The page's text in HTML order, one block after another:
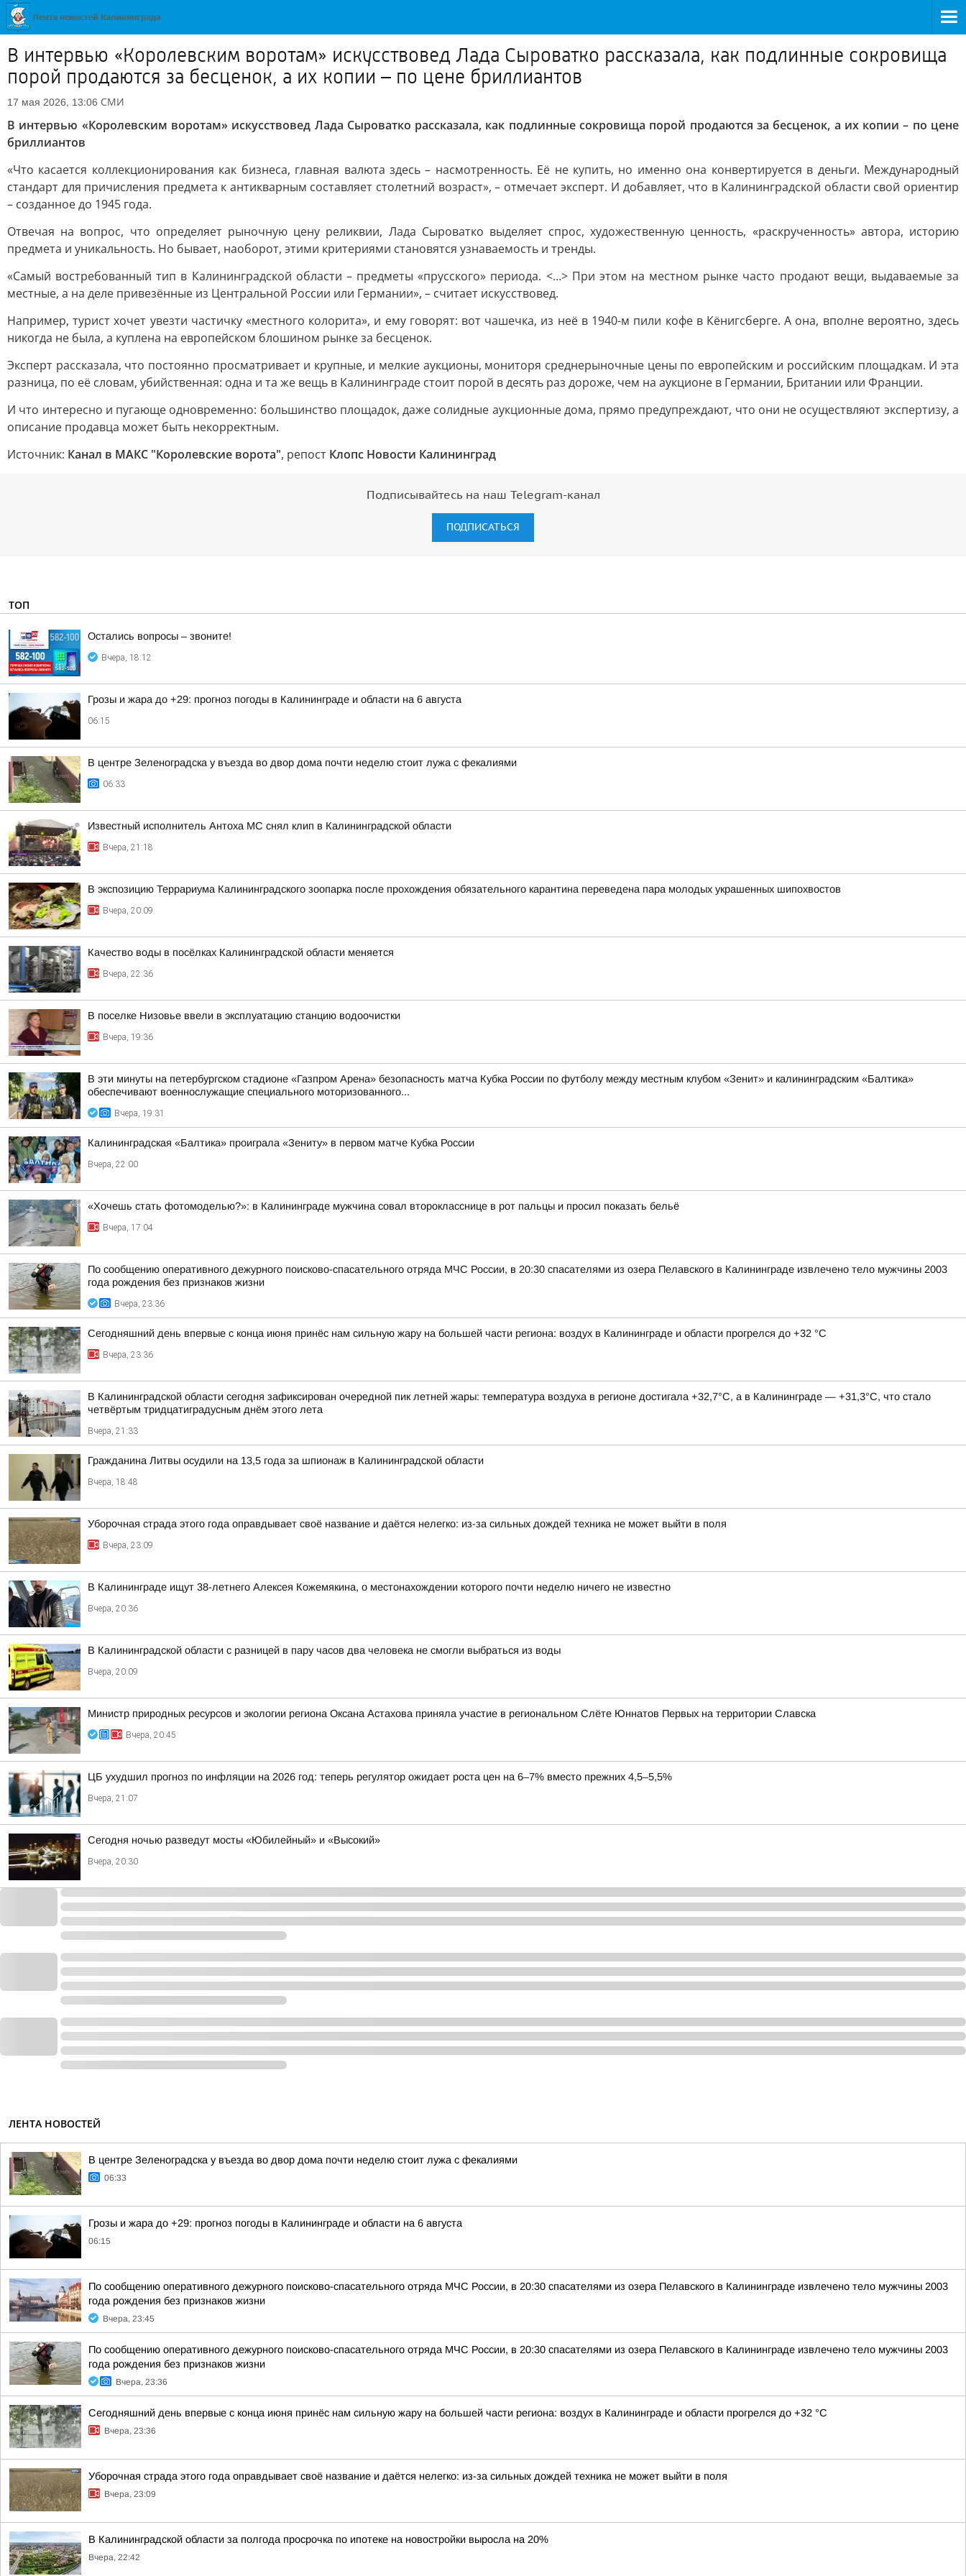
В интервью «Королевским воротам» искусствовед Лада Сыроватко рассказала, как подлинные сокровища
порой продаются за бесценок, а их копии – по цене бриллиантов
17 мая 2026, 13:06 СМИ
В интервью «Королевским воротам» искусствовед Лада Сыроватко рассказала, как подлинные сокровища порой продаются за бесценок, а их копии – по цене
бриллиантов
«Что касается коллекционирования как бизнеса, главная валюта здесь – насмотренность. Её не купить, но именно она конвертируется в деньги. Международный
стандарт для причисления предмета к антикварным составляет столетний возраст», – отмечает эксперт. И добавляет, что в Калининградской области свой ориентир
– созданное до 1945 года.
Отвечая на вопрос, что определяет рыночную цену реликвии, Лада Сыроватко выделяет спрос, художественную ценность, «раскрученность» автора, историю
предмета и уникальность. Но бывает, наоборот, этими критериями становятся узнаваемость и тренды.
«Самый востребованный тип в Калининградской области – предметы «прусского» периода. <…> При этом на местном рынке часто продают вещи, выдаваемые за
местные, а на деле привезённые из Центральной России или Германии», – считает искусствовед.
Например, турист хочет увезти частичку «местного колорита», и ему говорят: вот чашечка, из неё в 1940-м пили кофе в Кёнигсберге. А она, вполне вероятно, здесь
никогда не была, а куплена на европейском блошином рынке за бесценок.
Эксперт рассказала, что постоянно просматривает и крупные, и мелкие аукционы, мониторя среднерыночные цены по европейским и российским площадкам. И эта
разница, по её словам, убийственная: одна и та же вещь в Калининграде стоит порой в десять раз дороже, чем на аукционе в Германии, Британии или Франции.
И что интересно и пугающе одновременно: большинство площадок, даже солидные аукционные дома, прямо предупреждают, что они не осуществляют экспертизу, а
описание продавца может быть некорректным.
Источник: Канал в МАКС "Королевские ворота", репост Клопс Новости Калининград
Подписывайтесь на наш Telegram-канал
ПОДПИСАТЬСЯ
ТОП
Остались вопросы – звоните!
Вчера, 18:12
Грозы и жара до +29: прогноз погоды в Калининграде и области на 6 августа
06:15
В центре Зеленоградска у въезда во двор дома почти неделю стоит лужа с фекалиями
06:33
Известный исполнитель Антоха МС снял клип в Калининградской области
Вчера, 21:18
В экспозицию Террариума Калининградского зоопарка после прохождения обязательного карантина переведена пара молодых украшенных шипохвостов
Вчера, 20:09
Качество воды в посёлках Калининградской области меняется
Вчера, 22:36
В поселке Низовье ввели в эксплуатацию станцию водоочистки
Вчера, 19:36
В эти минуты на петербургском стадионе «Газпром Арена» безопасность матча Кубка России по футболу между местным клубом «Зенит» и калининградским «Балтика»
обеспечивают военнослужащие специального моторизованного...
Вчера, 19:31
Калининградская «Балтика» проиграла «Зениту» в первом матче Кубка России
Вчера, 22:00
«Хочешь стать фотомоделью?»: в Калининграде мужчина совал второкласснице в рот пальцы и просил показать бельё
Вчера, 17:04
По сообщению оперативного дежурного поисково-спасательного отряда МЧС России, в 20:30 спасателями из озера Пелавского в Калининграде извлечено тело мужчины 2003
года рождения без признаков жизни
Вчера, 23:36
Сегодняшний день впервые с конца июня принёс нам сильную жару на большей части региона: воздух в Калининграде и области прогрелся до +32 °С
Вчера, 23:36
В Калининградской области сегодня зафиксирован очередной пик летней жары: температура воздуха в регионе достигала +32,7°С, а в Калининграде — +31,3°С, что стало
четвёртым тридцатиградусным днём этого лета
Вчера, 21:33
Гражданина Литвы осудили на 13,5 года за шпионаж в Калининградской области
Вчера, 18:48
Уборочная страда этого года оправдывает своё название и даётся нелегко: из-за сильных дождей техника не может выйти в поля
Вчера, 23:09
В Калининграде ищут 38-летнего Алексея Кожемякина, о местонахождении которого почти неделю ничего не известно
Вчера, 20:36
В Калининградской области с разницей в пару часов два человека не смогли выбраться из воды
Вчера, 20:09
Министр природных ресурсов и экологии региона Оксана Астахова приняла участие в региональном Слёте Юннатов Первых на территории Славска
Вчера, 20:45
ЦБ ухудшил прогноз по инфляции на 2026 год: теперь регулятор ожидает роста цен на 6–7% вместо прежних 4,5–5,5%
Вчера, 21:07
Сегодня ночью разведут мосты «Юбилейный» и «Высокий»
Вчера, 20:30
ЛЕНТА НОВОСТЕЙ
В центре Зеленоградска у въезда во двор дома почти неделю стоит лужа с фекалиями
06:33
Грозы и жара до +29: прогноз погоды в Калининграде и области на 6 августа
06:15
По сообщению оперативного дежурного поисково-спасательного отряда МЧС России, в 20:30 спасателями из озера Пелавского в Калининграде извлечено тело мужчины 2003
года рождения без признаков жизни
Вчера, 23:45
По сообщению оперативного дежурного поисково-спасательного отряда МЧС России, в 20:30 спасателями из озера Пелавского в Калининграде извлечено тело мужчины 2003
года рождения без признаков жизни
Вчера, 23:36
Сегодняшний день впервые с конца июня принёс нам сильную жару на большей части региона: воздух в Калининграде и области прогрелся до +32 °С
Вчера, 23:36
Уборочная страда этого года оправдывает своё название и даётся нелегко: из-за сильных дождей техника не может выйти в поля
Вчера, 23:09
В Калининградской области за полгода просрочка по ипотеке на новостройки выросла на 20%
Вчера, 22:42